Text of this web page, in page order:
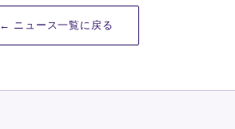
← ニュース一覧に戻る